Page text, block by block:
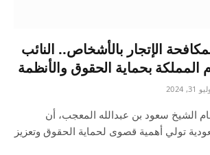
الإتجار بالأشخاص.. النائب
المملكة بحماية الحقوق والأنظمة
31, 2024
الشيخ سعود بن عبدالله المعجب، أن
تولي أهمية قصوى لحماية الحقوق وتعزيز